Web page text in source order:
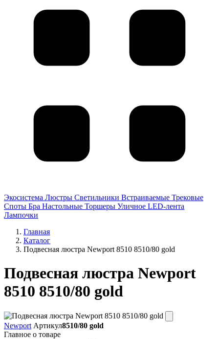
Экосистема Люстры Светильники Встраиваемые Трековые
Споты Бра Настольные Торшеры Уличное LED-лента
Лампочки
Главная
Каталог
Подвесная люстра Newport 8510 8510/80 gold
Подвесная люстра Newport
8510 8510/80 gold
Newport Артикул8510/80 gold
Главное о товаре